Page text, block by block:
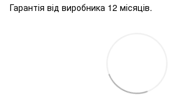
Гарантія від виробника 12 місяців.